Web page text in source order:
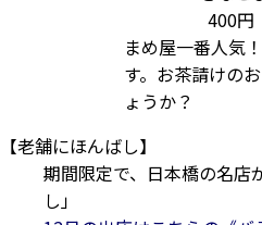
400円
まめ屋一番人気
す。お茶請けの
ょうか？
【老舗にほんばし】
期間限定で、日本橋の名店
し」